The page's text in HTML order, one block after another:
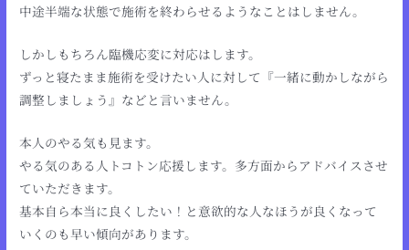
中途半端な状態で施術を終わらせるようなことはしません。
しかしもちろん臨機応変に対応はします。
ずっと寝たまま施術を受けたい人に対して『一緒に動かしながら
調整しましょう』などと言いません。
本人のやる気も見ます。
やる気のある人トコトン応援します。多方面からアドバイスさせ
ていただきます。
基本自ら本当に良くしたい！と意欲的な人なほうが良くなって
いくのも早い傾向があります。